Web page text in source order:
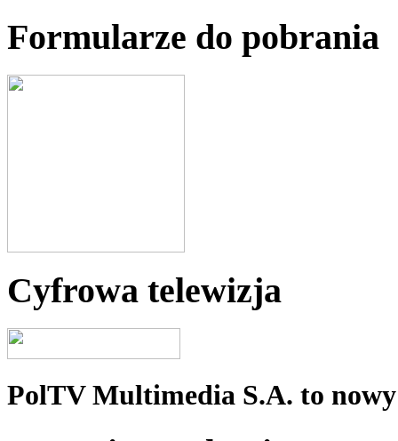
Formularze do pobrania
Cyfrowa telewizja
PolTV Multimedia S.A. to